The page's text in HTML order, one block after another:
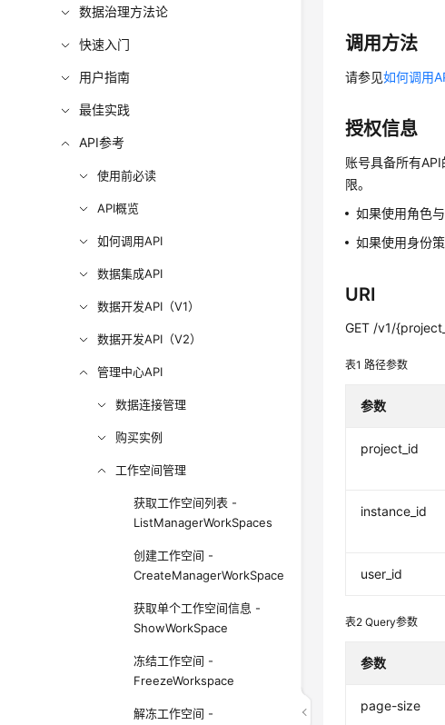
数据治理方法论
快速入门
用户指南
最佳实践
API参考
使用前必读
API概览
如何调用API
数据集成API
数据开发API（V1）
数据开发API（V2）
管理中心API
数据连接管理
购买实例
工作空间管理
获取工作空间列表 -
ListManagerWorkSpaces
创建工作空间 -
CreateManagerWorkSpace
获取单个工作空间信息 -
ShowWorkSpace
冻结工作空间 -
FreezeWorkspace
解冻工作空间 -
调用方法
请参见如何调用
授权信息
账号具备所有
限。
如果使用角色
如果使用身份
URI
GET /v1/
表1路径参数
参数
project_id
instance_id
user_id
表2Query参数
参数
page-size